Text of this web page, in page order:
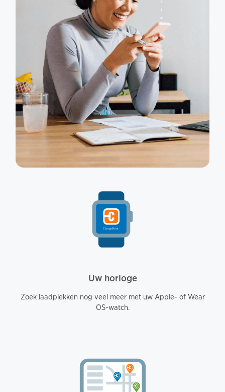
Uw horloge
Zoek laadplekken nog veel meer met uw Apple- of Wear
OS-watch.